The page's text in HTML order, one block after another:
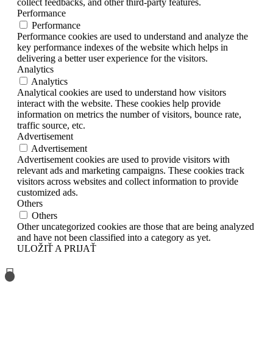
Performance
Performance
Performance cookies are used to understand and analyze the
key performance indexes of the website which helps in
delivering a better user experience for the visitors.
Analytics
Analytics
Analytical cookies are used to understand how visitors
interact with the website. These cookies help provide
information on metrics the number of visitors, bounce rate,
traffic source, etc.
Advertisement
Advertisement
Advertisement cookies are used to provide visitors with
relevant ads and marketing campaigns. These cookies track
visitors across websites and collect information to provide
customized ads.
Others
Others
Other uncategorized cookies are those that are being analyzed
and have not been classified into a category as yet.
ULOŽIŤ A PRIJAŤ